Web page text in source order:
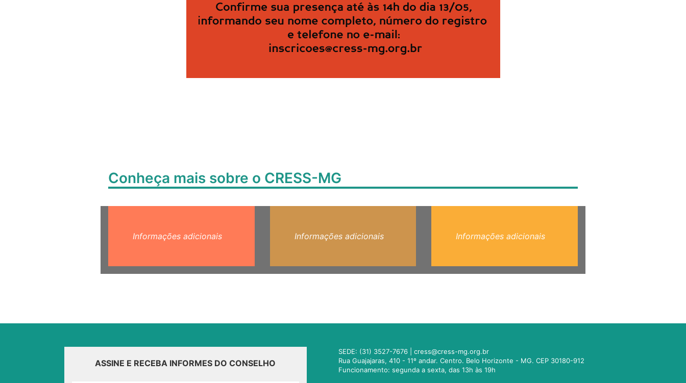
Conheça mais sobre o CRESS-MG
Informações adicionais Informações adicionais Informações adicionais
ASSINE E RECEBA INFORMES DO CONSELHO
SEDE: (31) 3527-7676 |cress@cress-mg.org.br
Rua Guajajaras, 410 - 11º andar. Centro. Belo Horizonte - MG. CEP 30180-912
Funcionamento: segunda a sexta, das 13h às 19h